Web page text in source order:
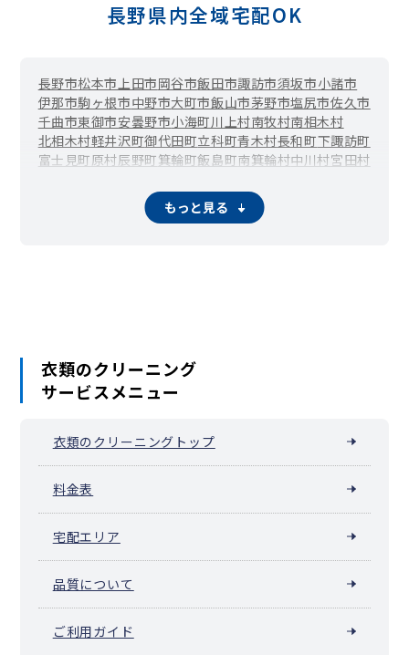
長野県内全域宅配OK
長野市松本市 上田市岡谷市飯田市諏訪市須坂市小諸市
伊那市駒ヶ根市中野市大町市飯山市茅野市塩尻市佐久市
千曲市東御市安曇野市小海町川上村南牧村南相木村
北相木村軽井沢町御代田町立科町青木村長和町下諏訪町
富士見町原村辰野町箕輪町飯島町南箕輪村中川村宮田村
喬木村豊丘村大鹿村上松町
木曽町 麻績村生坂村 山形村
もっと見る
衣類のクリーニング
サービスメニュー
衣類のクリーニングトップ
料金表
宅配エリア
品質について
ご利用ガイド